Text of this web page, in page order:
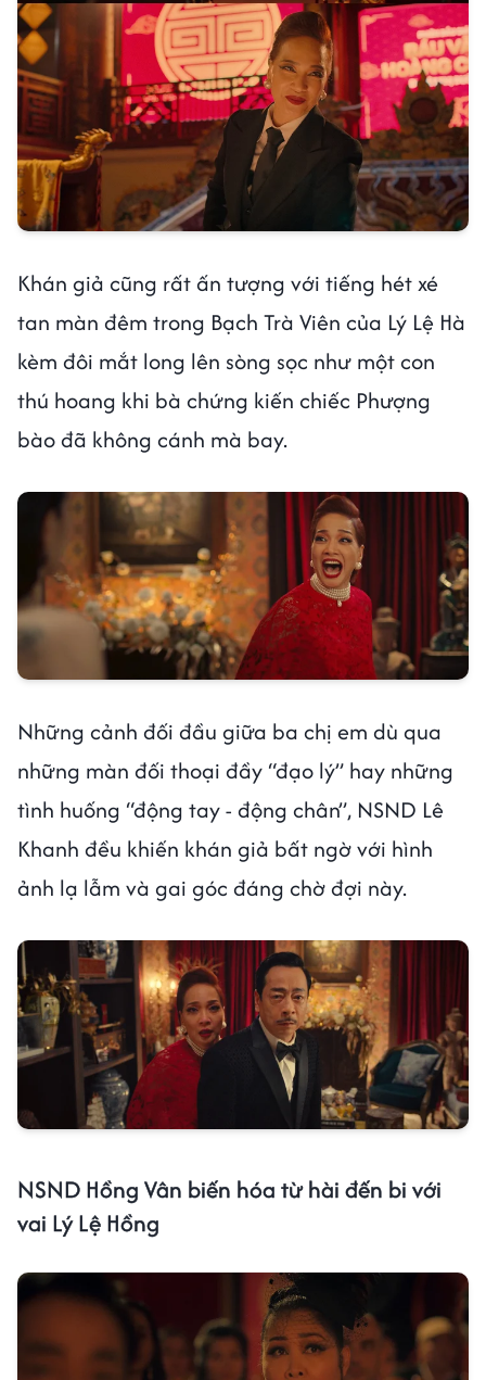
Khán giả cũng rất ấn tượng với tiếng hét xé
tan màn đêm trong Bạch Trà Viên của Lý Lệ Hà
kèm đôi mắt long lên sòng sọc như một con
thú hoang khi bà chứng kiến chiếc Phượng
bào đã không cánh mà bay.
Những cảnh đối đầu giữa ba chị em dù qua
những màn đối thoại đầy “đạo lý” hay những
tình huống “động tay - động chân”, NSND Lê
Khanh đều khiến khán giả bất ngờ với hình
ảnh lạ lẫm và gai góc đáng chờ đợi này.
NSND Hồng Vân biến hóa từ hài đến bi với
vai Lý Lệ Hồng